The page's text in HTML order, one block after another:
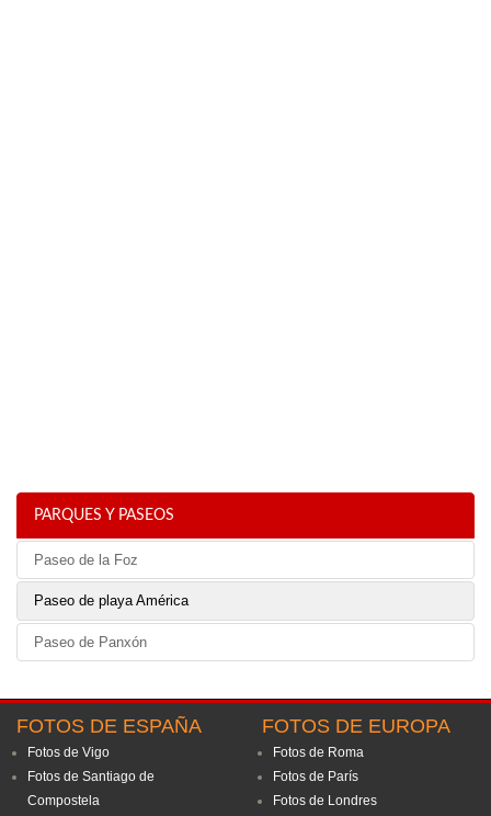
PARQUES Y PASEOS
Paseo de la Foz
Paseo de playa América
Paseo de Panxón
FOTOS DE ESPAÑA
Fotos de Vigo
Fotos de Santiago de
Compostela
FOTOS DE EUROPA
Fotos de Roma
Fotos de París
Fotos de Londres